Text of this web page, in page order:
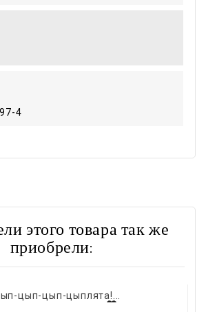
4
этого товара так же
приобрели: